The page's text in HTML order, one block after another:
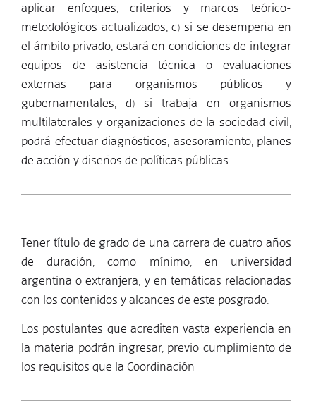
aplicar enfoques, criterios y marcos teórico-
metodológicos actualizados, c) si se desempeña en
el ámbito privado, estará en condiciones de integrar
equipos de asistencia técnica o evaluaciones
externas para organismos públicos y
gubernamentales, d) si trabaja en organismos
multilaterales y organizaciones de la sociedad civil,
podrá efectuar diagnósticos, asesoramiento, planes
de acción y diseños de políticas públicas.
Tener título de grado de una carrera de cuatro años
de duración, como mínimo, en universidad
argentina o extranjera, y en temáticas relacionadas
con los contenidos y alcances de este posgrado.
Los postulantes que acrediten vasta experiencia en
la materia podrán ingresar, previo cumplimiento de
los requisitos que la Coordinación